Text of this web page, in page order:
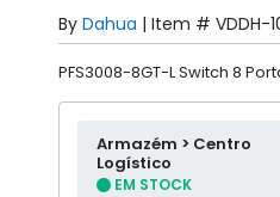
By Dahua | Item # VDDH-
PFS3008-8GT-L Switch 8
Armazém > Centro
Logístico
EM STOCK